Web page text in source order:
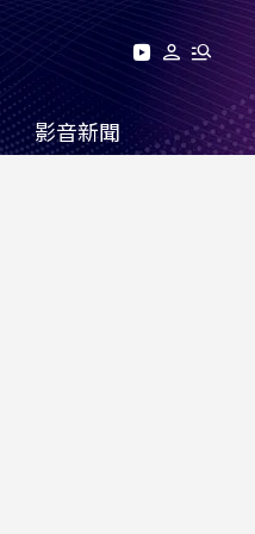
影音新聞